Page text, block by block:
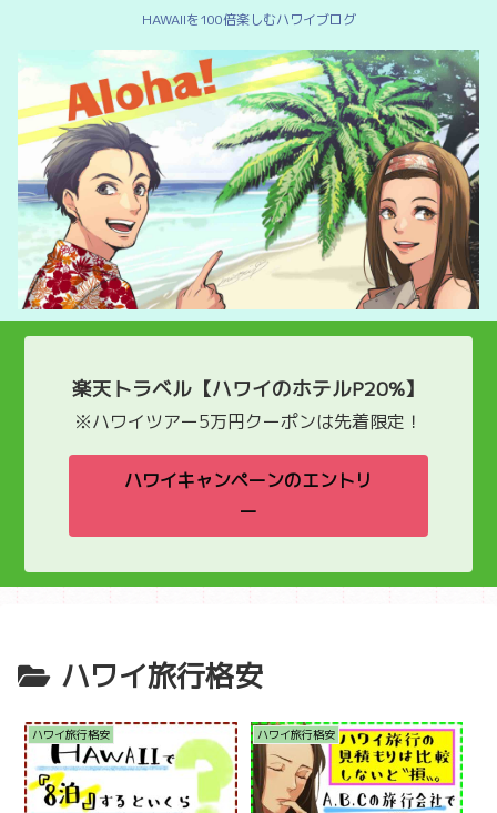
HAWAIIを100倍楽しむハワイブログ
楽天トラベル【ハワイのホテルP20%】
※ハワイツアー5万円クーポンは先着限定！
ハワイキャンペーンのエントリ
ー
ハワイ旅行格安
ハワイ旅行格安 ハワイ旅行格安